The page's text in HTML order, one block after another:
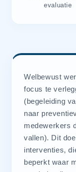
evaluatie
Welbewust
focus te
(begeleiding
naar
medewerkers
vallen). Dit
interventies,
beperkt waar